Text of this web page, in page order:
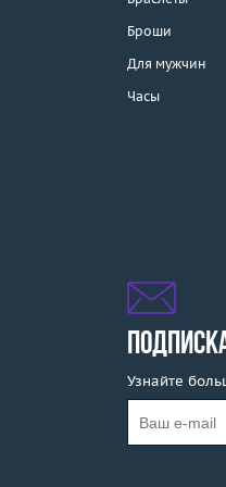
Бесплатная доставка
Покупка и оплата
Броши
Для мужчин
Часы
Узнайте